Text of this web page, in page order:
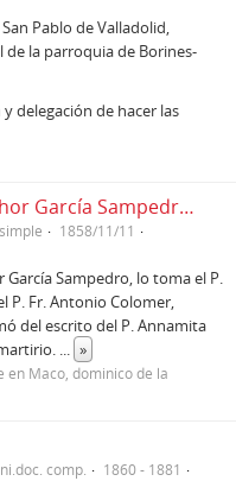
Pablo de Valladolid,
de la parroquia de Borines-
delegación de hacer las
Relato del martirio del B. Melchor García Sampedro, en carta del P. Fr. Juan Álvarez del Manzano, desde Macao (1858)
1858/11/11
Sampedro, lo toma el P.
P. Fr. Antonio Colomer,
del escrito del P. Annamita
... »
en Maco, dominico de la
comp.
1860 - 1881